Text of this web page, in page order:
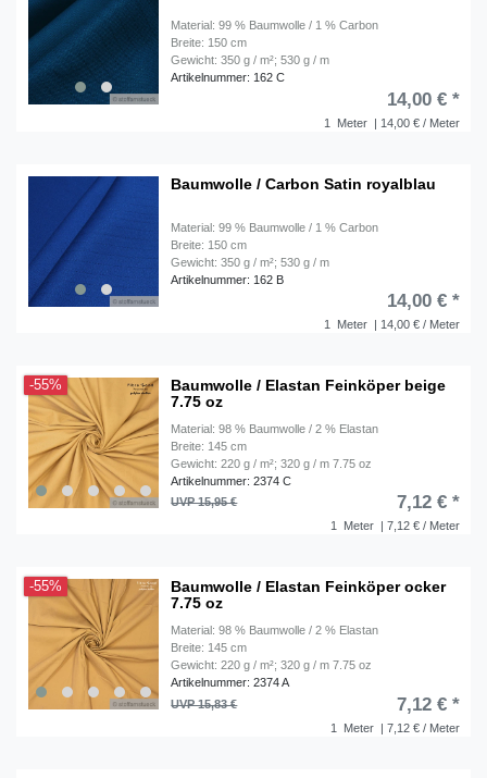
Material: 99 % Baumwolle / 1 % Carbon
Breite: 150 cm
Gewicht: 350 g / m²; 530 g / m
Artikelnummer: 162 C
1 Meter | 14,00 € / Meter
14,00 € *
Baumwolle / Carbon Satin royalblau
Material: 99 % Baumwolle / 1 % Carbon
Breite: 150 cm
Gewicht: 350 g / m²; 530 g / m
Artikelnummer: 162 B
1 Meter | 14,00 € / Meter
14,00 € *
-55%
Baumwolle / Elastan Feinköper beige
7.75 oz
Material: 98 % Baumwolle / 2 % Elastan
Breite: 145 cm
Gewicht: 220 g / m²; 320 g / m 7.75 oz
Artikelnummer: 2374 C
1 Meter | 7,12 € / Meter
UVP 15,95 € 7,12 € *
-55%
Baumwolle / Elastan Feinköper ocker
7.75 oz
Material: 98 % Baumwolle / 2 % Elastan
Breite: 145 cm
Gewicht: 220 g / m²; 320 g / m 7.75 oz
Artikelnummer: 2374 A
1 Meter | 7,12 € / Meter
UVP 15,83 € 7,12 € *